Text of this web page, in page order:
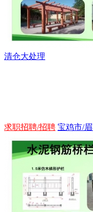
清仓大处理
求职招聘/招聘 宝鸡市/